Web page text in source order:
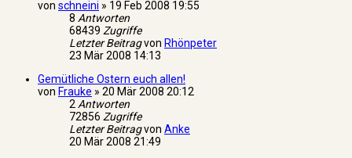
von schneini » 19 Feb 2008 19:55
8 Antworten
68439 Zugriffe
Letzter Beitragvon Rhönpeter
23 Mär 2008 14:13
Gemütliche Ostern euch allen!
von Frauke » 20 Mär 2008 20:12
2Antworten
72856 Zugriffe
Letzter Beitragvon Anke
20 Mär 2008 21:49